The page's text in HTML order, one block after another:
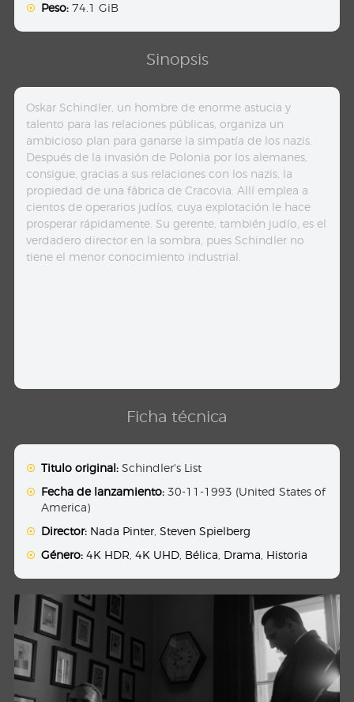
Peso: 74.1 GiB
Sinopsis
Oskar Schindler, un hombre de enorme astucia y
talento para las relaciones públicas, organiza un
ambicioso plan para ganarse la simpatía de los nazis.
Después de la invasión de Polonia por los alemanes,
consigue, gracias a sus relaciones con los nazis, la
propiedad de una fábrica de Cracovia. Allí emplea a
cientos de operarios judíos, cuya explotación le hace
prosperar rápidamente. Su gerente, también judío, es el
verdadero director en la sombra, pues Schindler no
tiene el menor conocimiento industrial.
Ficha técnica
Titulo original: Schindler's List
Fecha de lanzamiento: 30-11-1993 (United States of
America)
Director: Nada Pinter,Steven Spielberg
Género: 4K HDR,4K UHD, Bélica, Drama, Historia